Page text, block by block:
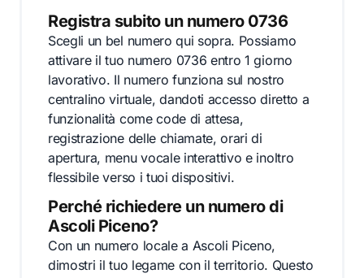
Registra subito un numero 0736
Scegli un bel numero qui sopra. Possiamo
attivare il tuo numero 0736 entro 1 giorno
lavorativo. Il numero funziona sul nostro
centralino virtuale, dandoti accesso diretto a
funzionalità come code di attesa,
registrazione delle chiamate, orari di
apertura, menu vocale interattivo e inoltro
flessibile verso i tuoi dispositivi.
Perché richiedere un numero di
Ascoli Piceno?
Con un numero locale a Ascoli Piceno,
dimostri il tuo legame con il territorio. Questo